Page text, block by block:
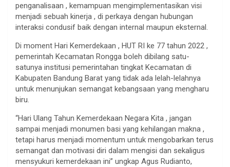
penganalisaan , kemampuan mengimplementasikan visi
menjadi sebuah kinerja , di perkaya dengan hubungan
interaksi condusif baik dengan internal maupun eksternal.
Di moment Hari Kemerdekaan , HUT RI ke 77 tahun 2022 ,
pemerintah Kecamatan Rongga boleh dibilang satu-
satunya institusi pemerintahan tingkat Kecamatan di
Kabupaten Bandung Barat yang tidak ada lelah-lelahnya
untuk menunjukan semangat kebangsaan yang mengharu
biru.
“Hari Ulang Tahun Kemerdekaan Negara Kita , jangan
sampai menjadi monumen basi yang kehilangan makna ,
tetapi harus menjadi momentum untuk mengobarkan terus
semangat dan motivasi diri dalam mengisi dan sekaligus
mensyukuri kemerdekaan ini” ungkap Agus Rudianto,